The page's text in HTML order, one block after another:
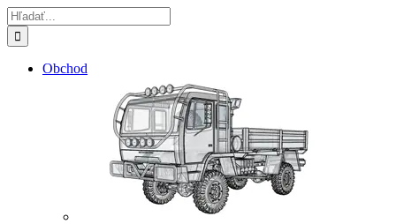
Skip
to
content
Hľadať:
Obchod